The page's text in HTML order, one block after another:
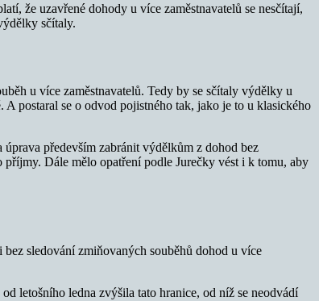
že uzavřené dohody u více zaměstnavatelů se nesčítají,
sčítaly.
u více zaměstnavatelů. Tedy by se sčítaly výdělky u
postaral se o odvod pojistného tak, jako je to u klasického
především zabránit výdělkům z dohod bez
Dále mělo opatření podle Jurečky vést i k tomu, aby
sledování zmiňovaných souběhů dohod u více
letošního ledna zvýšila tato hranice, od níž se neodvádí